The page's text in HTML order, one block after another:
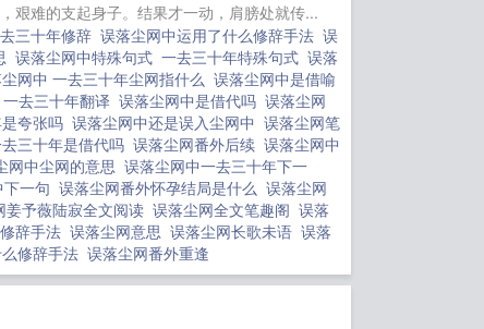
如何与病娇女友
特工奶爸的田
法环：黄金迷失
未来老婆的灵
拟器 “纯黑”的波
艰难的支起身子。结果才一动，肩膀处就传...
三十年修辞 误落尘网中运用了什么修辞手法 误
误落尘网中特殊句式 一去三十年特殊句式 误落
网中 一去三十年尘网指什么 误落尘网中是借喻
一去三十年翻译 误落尘网中是借代吗 误落尘网
夸张吗 误落尘网中还是误入尘网中 误落尘网笔
三十年是借代吗 误落尘网番外后续 误落尘网中
网中尘网的意思 误落尘网中一去三十年下一
一句 误落尘网番外怀孕结局是什么 误落尘网
姜予薇陆寂全文阅读 误落尘网全文笔趣阁 误落
辞手法 误落尘网意思 误落尘网长歌未语 误落
修辞手法 误落尘网番外重逢